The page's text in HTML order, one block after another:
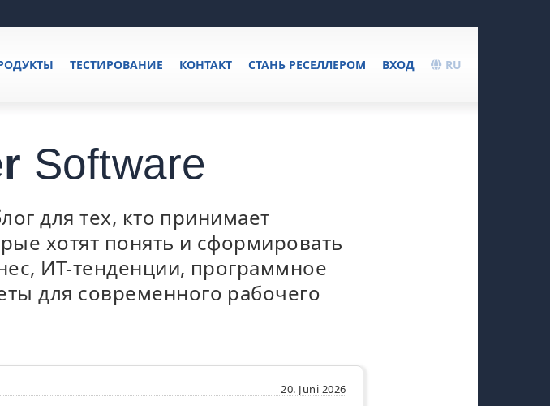
RU
ВХОД
СТАНЬ РЕСЕЛЛЕРОМ
КОНТАКТ
ТЕСТИРОВАНИЕ
Software
для тех, кто принимает
хотят понять и сформировать
ИТ-тенденции, программное
для современного рабочего
20. Juni 2026